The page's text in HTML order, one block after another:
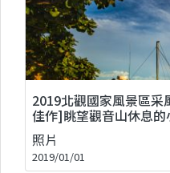
2019北觀國家風景區
佳作]眺望觀音山休息的
照片
2019/01/01